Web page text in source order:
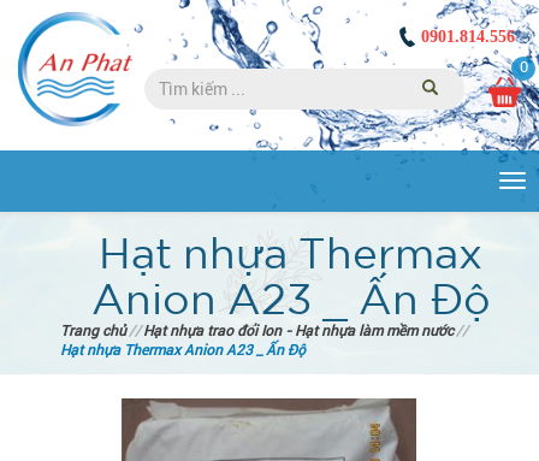
0901.814.556
0
Hạt nhựa Thermax
Anion A23 _ Ấn Độ
Trang chủ// Hạt nhựa trao đổi Ion - Hạt nhựa làm mềm nước//
Hạt nhựa Thermax Anion A23 _ Ấn Độ